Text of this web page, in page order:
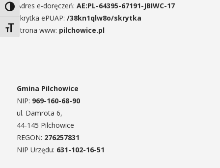
Toggle High Contrast
Toggle Font size
Adres e-doręczeń: AE:PL-64395-67191-JBIWC-17
skrytka ePUAP: /38kn1qlw8o/skrytka
strona www: pilchowice.pl
Gmina Pilchowice
NIP: 969-160-68-90
ul. Damrota 6,
44-145 Pilchowice
REGON: 276257831
NIP Urzędu: 631-102-16-51